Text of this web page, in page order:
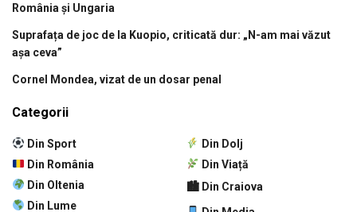
România și Ungaria
Suprafața de joc de la Kuopio, criticată dur: „N-am mai văzut
așa ceva”
Cornel Mondea, vizat de un dosar penal
Categorii
Din Sport
Din România
Din Oltenia
Din Lume
Din Dolj
Din Viață
🏙 Din Craiova